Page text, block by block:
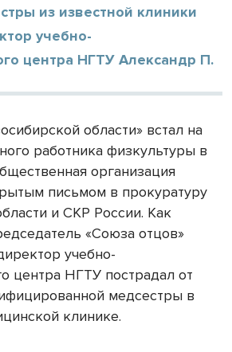
из известной клиники
учебно-
центра НГТУ Александр П.
области» встал на
работника физкультуры в
организация
письмом в прокуратуру
и СКР России. Как
«Союза отцов»
учебно-
центра НГТУ пострадал от
медсестры в
клинике.